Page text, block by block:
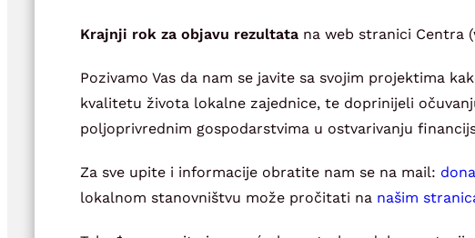
Krajnji rok za objavu rezultata na web stranici Centra
Pozivamo Vas da nam se javite sa svojim projektima
kvalitetu života lokalne zajednice, te doprinijeli
poljoprivrednim gospodarstvima u ostvarivanju
Za sve upite i informacije obratite nam se na mail:
lokalnom stanovništvu može pročitati na našim